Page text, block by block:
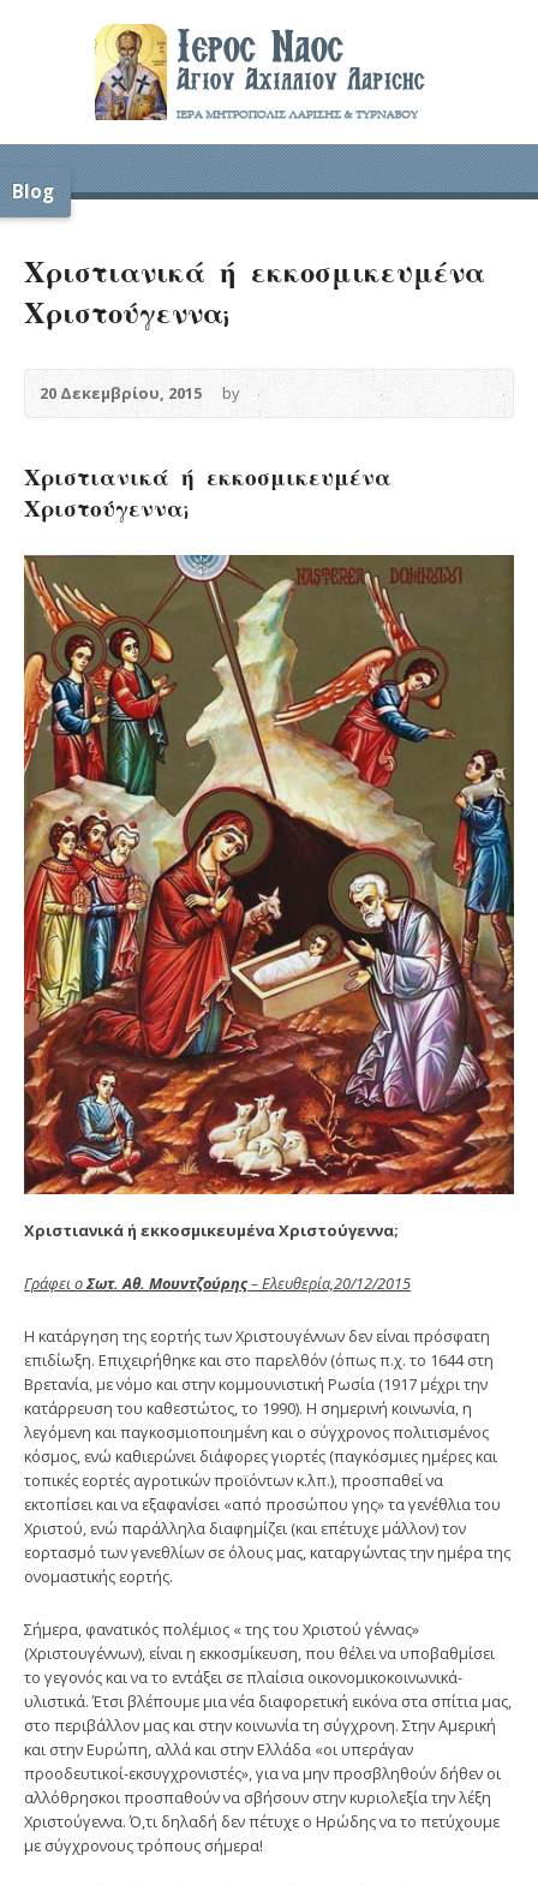
Blog
Χριστιανικά ή εκκοσμικευμένα
Χριστούγεννα;
20 Δεκεμβρίου, 2015 by
Χριστιανικά ή εκκοσμικευμένα
Χριστούγεννα;
Χριστιανικά ή εκκοσμικευμένα Χριστούγεννα;
Γράφει οΣωτ. Αθ. Μουντζούρης– Ελευθερία,20/12/2015
Η κατάργηση της εορτής των Χριστουγέννων δεν είναι πρόσφατη
επιδίωξη. Επιχειρήθηκε και στο παρελθόν (όπως π.χ. το 1644 στη
Βρετανία, με νόμο και στην κομμουνιστική Ρωσία (1917 μέχρι την
κατάρρευση του καθεστώτος, το 1990). Η σημερινή κοινωνία, η
λεγόμενη και παγκοσμιοποιημένη και ο σύγχρονος πολιτισμένος
κόσμος, ενώ καθιερώνει διάφορες γιορτές (παγκόσμιες ημέρες και
τοπικές εορτές αγροτικών προϊόντων κ.λπ.), προσπαθεί να
εκτοπίσει και να εξαφανίσει «από προσώπου γης» τα γενέθλια του
Χριστού, ενώ παράλληλα διαφημίζει (και επέτυχε μάλλον) τον
εορτασμό των γενεθλίων σε όλους μας, καταργώντας την ημέρα της
ονομαστικής εορτής.
Σήμερα, φανατικός πολέμιος « της του Χριστού γέννας»
(Χριστουγέννων), είναι η εκκοσμίκευση, που θέλει να υποβαθμίσει
το γεγονός και να το εντάξει σε πλαίσια οικονομικοκοινωνικά-
υλιστικά. Έτσι βλέπουμε μια νέα διαφορετική εικόνα στα σπίτια μας,
στο περιβάλλον μας και στην κοινωνία τη σύγχρονη. Στην Αμερική
και στην Ευρώπη, αλλά και στην Ελλάδα «οι υπεράγαν
προοδευτικοί-εκσυγχρονιστές», για να μην προσβληθούν δήθεν οι
αλλόθρησκοι προσπαθούν να σβήσουν στην κυριολεξία την λέξη
Χριστούγεννα. Ό,τι δηλαδή δεν πέτυχε ο Ηρώδης να το πετύχουμε
με σύγχρονους τρόπους σήμερα!